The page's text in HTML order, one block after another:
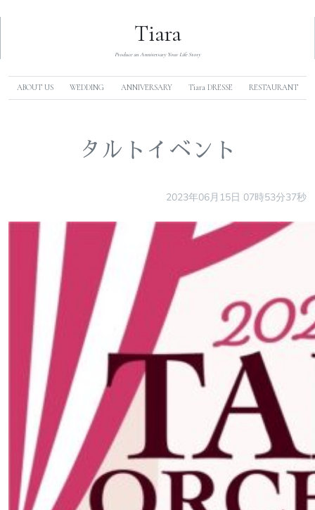
Tiara
Produce an Anniversary Your Life Story
ABOUT US WEDDING ANNIVERSARY Tiara DRESSE RESTAURANT
タルトイベント
2023年06月15日 07時53分37秒